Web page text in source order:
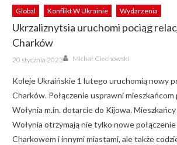
Global Konflikt W Ukrainie Wydarzenia
Ukrzaliznytsia uruchomi pociąg
Charków
Posted
on
20 stycznia 2023 Author
Michał Ciechowski
Koleje Ukraińskie 1 lutego uruchomią nowy
Charków. Połączenie usprawni
Wołynia m.in. dotarcie do Kijowa.
Wołynia otrzymają nie tylko nowe połączenie
Charkowem i innymi miastami, ale także